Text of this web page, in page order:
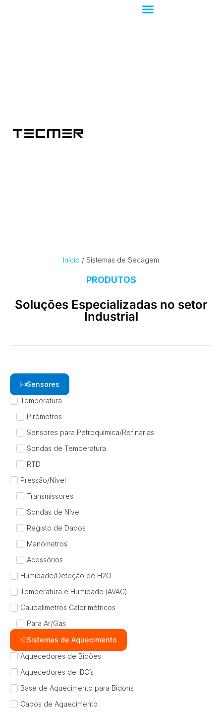
Início / Sistemas de Secagem
PRODUTOS
Soluções Especializadas no setor
Industrial
Sensores
Temperatura
Pirómetros
Sensores para Petroquímica/Refinarias
Sondas de Temperatura
RTD
Pressão/Nível
Transmissores
Sondas de Nível
Registo de Dados
Manómetros
Acessórios
Humidade/Deteção de H2O
Temperatura e Humidade (AVAC)
Caudalímetros Calorimétricos
Para Ar/Gás
Sistemas de Aquecimento
Aquecedores de Bidões
Aquecedores de IBC’s
Base de Aquecimento para Bidons
Cabos de Aquecimento